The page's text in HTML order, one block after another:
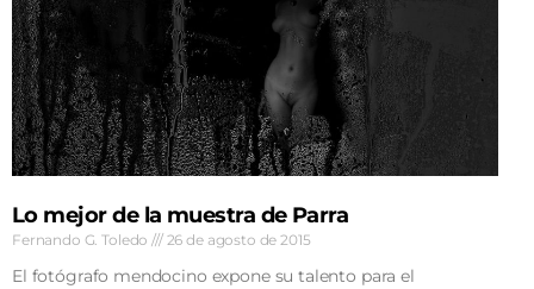
Lo mejor de la muestra de Parra
Fernando G. Toledo 26 de agosto de 2015
El fotógrafo mendocino expone su talento para el